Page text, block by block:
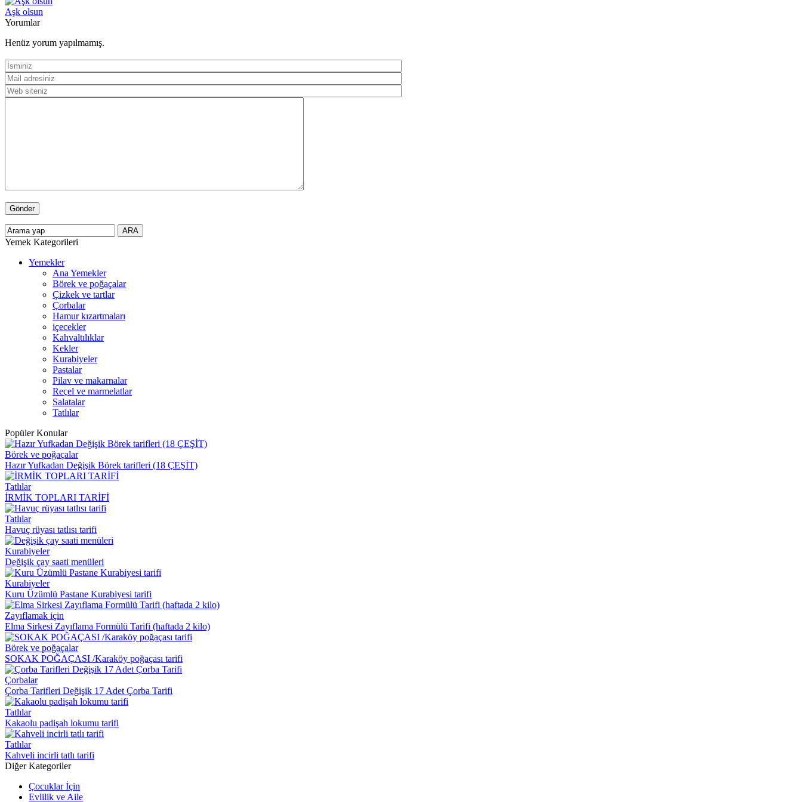
Aşk olsun
Yorumlar
Henüz yorum yapılmamış.
Yemek Kategorileri
Yemekler
Ana Yemekler
Börek ve poğaçalar
Çizkek ve tartlar
Çorbalar
Hamur kızartmaları
içecekler
Kahvaltılıklar
Kekler
Kurabiyeler
Pastalar
Pilav ve makarnalar
Reçel ve marmelatlar
Salatalar
Tatlılar
Popüler Konular
Börek ve poğaçalar
Hazır Yufkadan Değişik Börek tarifleri (18 ÇEŞİT)
Tatlılar
İRMİK TOPLARI TARİFİ
Tatlılar
Havuç rüyası tatlısı tarifi
Kurabiyeler
Değişik çay saati menüleri
Kurabiyeler
Kuru Üzümlü Pastane Kurabiyesi tarifi
Zayıflamak için
Elma Sirkesi Zayıflama Formülü Tarifi (haftada 2 kilo)
Börek ve poğaçalar
SOKAK POĞAÇASI /Karaköy poğaçası tarifi
Çorbalar
Çorba Tarifleri Değişik 17 Adet Çorba Tarifi
Tatlılar
Kakaolu padişah lokumu tarifi
Tatlılar
Kahveli incirli tatlı tarifi
Diğer Kategoriler
Çocuklar İçin
Evlilik ve Aile